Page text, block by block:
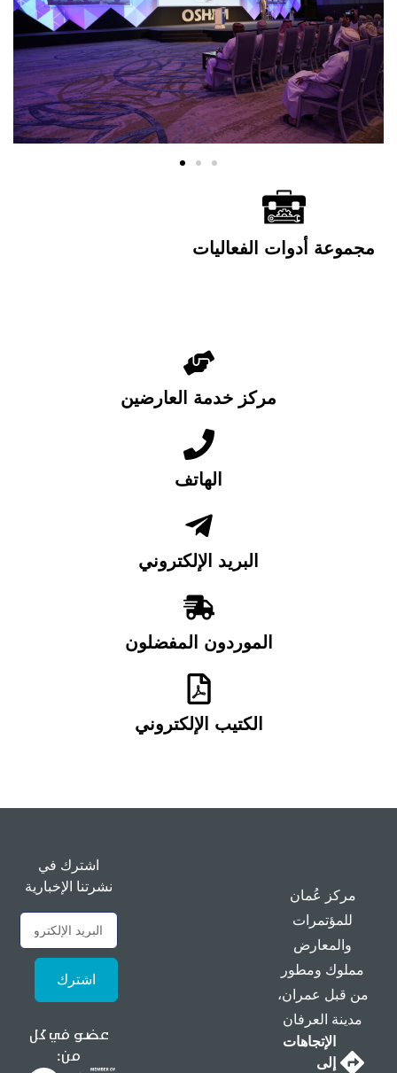
مجموعة أدوات الفعاليات
مركز خدمة العارضين
الهاتف
البريد الإلكتروني
الموردون المفضلون
الكتيب الإلكتروني
مركز عُمان
للمؤتمرات
والمعارض
مملوك ومطور
من قبل عمران،
مدينة العرفان
الإتجاهات
إلى
اشترك في
نشرتنا الإخبارية
اشترك
عضو في كل
من: